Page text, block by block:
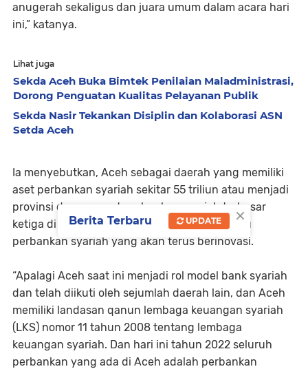
anugerah sekaligus dan juara umum dalam acara hari
ini,” katanya.
Lihat juga
Sekda Aceh Buka Bimtek Penilaian Maladministrasi,
Dorong Penguatan Kualitas Pelayanan Publik
Sekda Nasir Tekankan Disiplin dan Kolaborasi ASN
Setda Aceh
Ia menyebutkan, Aceh sebagai daerah yang memiliki
aset perbankan syariah sekitar 55 triliun atau menjadi
provinsi dengan aset perbankan syariah terbesar
ketiga di Indonesia, tentu akan menjadi pelaku
perbankan syariah yang akan terus berinovasi.
“Apalagi Aceh saat ini menjadi rol model bank syariah
dan telah diikuti oleh sejumlah daerah lain, dan Aceh
memiliki landasan qanun lembaga keuangan syariah
(LKS) nomor 11 tahun 2008 tentang lembaga
keuangan syariah. Dan hari ini tahun 2022 seluruh
perbankan yang ada di Aceh adalah perbankan
×
Berita Terbaru UPDATE